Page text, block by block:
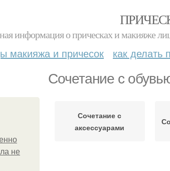
информация о прическах и макияже
макияжа и причесок как делать
Сочетание с
не
Сочетание с
аксессуарами